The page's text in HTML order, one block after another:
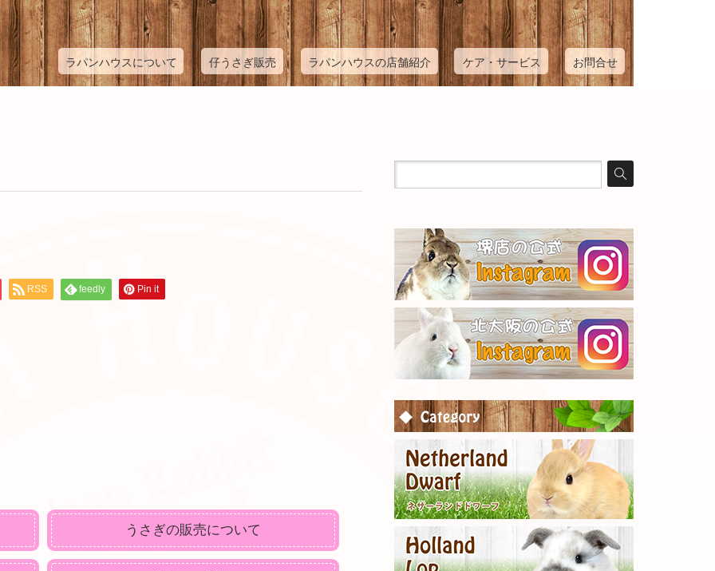
ラパンハウスについて 仔うさぎ販売 ラパンハウスの店舗紹介 ケア・サービス お問合せ
RSS feedly Pin it
うさぎの販売について